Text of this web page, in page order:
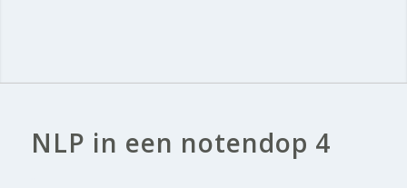
NLP in een notendop 4